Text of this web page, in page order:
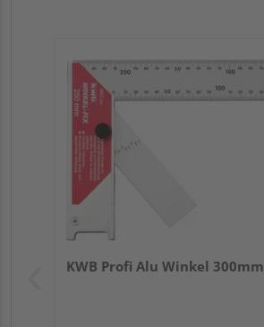
KWB Profi Alu Winkel 300mm